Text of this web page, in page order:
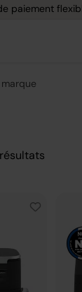
paiement
résultats